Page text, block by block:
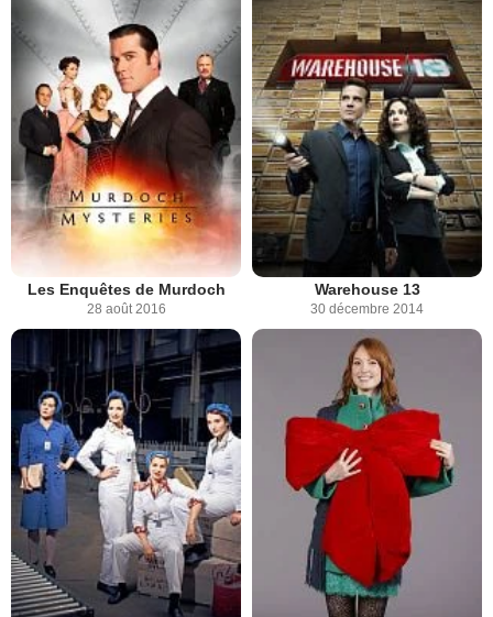
Les Enquêtes de Murdoch
28 août 2016
Warehouse 13
30 décembre 2014